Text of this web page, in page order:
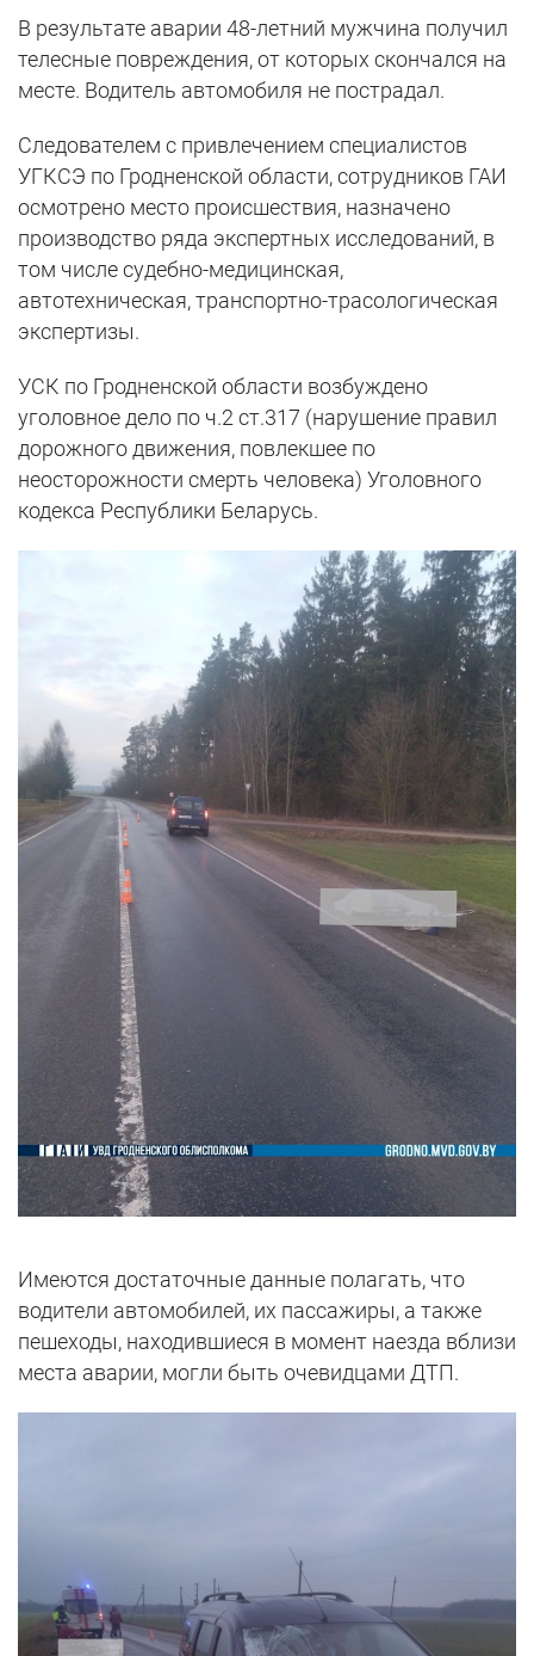
В результате аварии 48-летний мужчина получил
телесные повреждения, от которых скончался на
месте. Водитель автомобиля не пострадал.
Следователем с привлечением специалистов
УГКСЭ по Гродненской области, сотрудников ГАИ
осмотрено место происшествия, назначено
производство ряда экспертных исследований, в
том числе судебно-медицинская,
автотехническая, транспортно-трасологическая
экспертизы.
УСК по Гродненской области возбуждено
уголовное дело по ч.2 ст.317 (нарушение правил
дорожного движения, повлекшее по
неосторожности смерть человека) Уголовного
кодекса Республики Беларусь.
Имеются достаточные данные полагать, что
водители автомобилей, их пассажиры, а также
пешеходы, находившиеся в момент наезда вблизи
места аварии, могли быть очевидцами ДТП.